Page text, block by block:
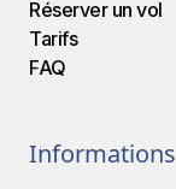
Réserver un vol
Tarifs
FAQ
Informations